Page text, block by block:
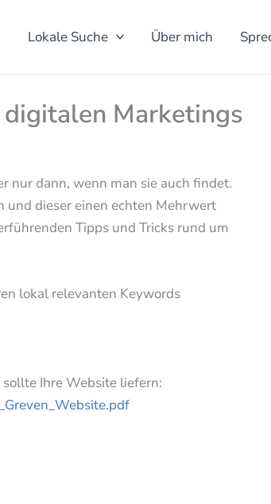
Lokale Suche Über mich
Marketings
nur dann, wenn man sie auch findet.
und dieser einen echten Mehrwert
Tipps und Tricks rund um
lokal relevanten Keywords
Ihre Website liefern: